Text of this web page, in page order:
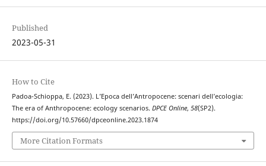
Published
2023-05-31
How to Cite
Padoa-Schioppa, E. (2023). L’Epoca dell’Antropocene: scenari dell’ecologia:
The era of Anthropocene: ecology scenarios. DPCE Online, 58(SP2).
https://doi.org/10.57660/dpceonline.2023.1874
More Citation Formats